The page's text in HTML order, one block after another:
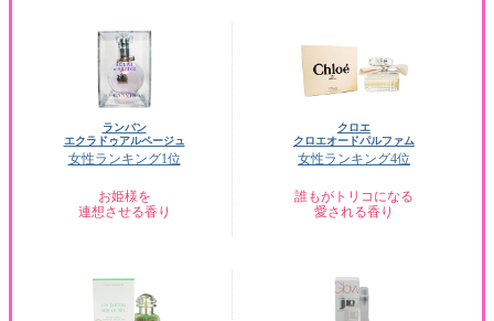
ランバン
エクラドゥアルページュ
女性ランキング1位
お姫様を
連想させる香り
クロエ
クロエオードパルファム
女性ランキング4位
誰もがトリコになる
愛される香り